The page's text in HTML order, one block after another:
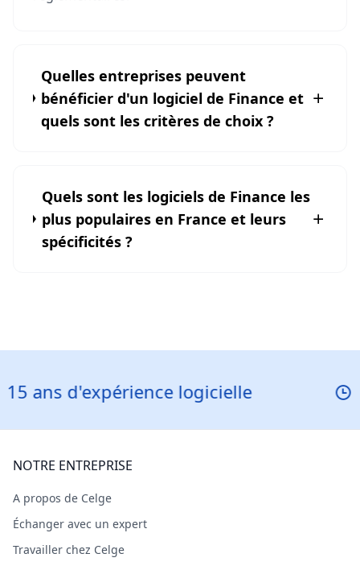
Quelles entreprises peuvent
bénéficier d'un logiciel de Finance et
quels sont les critères de choix ?
Quels sont les logiciels de Finance les
plus populaires en France et leurs
spécificités ?
logicielle
NOTRE ENTREPRISE
A propos de Celge
Échanger avec un expert
Travailler chez Celge